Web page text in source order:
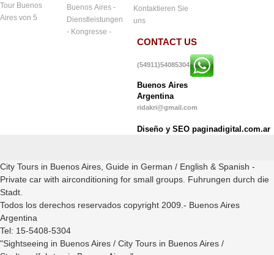
Tour Buenos
Aires von 5
Buenos Aires -
Dienstleistungen
- Kongresse -
Kontaktieren Sie
uns
CONTACT US
(54911)54085304
Buenos Aires
Argentina
ridakri@gmail.com
Diseño y SEO paginadigital.com.ar
City Tours in Buenos Aires, Guide in German / English & Spanish -
Private car with airconditioning for small groups. Fuhrungen durch die
Stadt.
Todos los derechos reservados copyright 2009.- Buenos Aires
Argentina
Tel: 15-5408-5304
"Sightseeing in Buenos Aires / City Tours in Buenos Aires /